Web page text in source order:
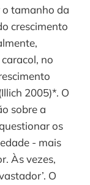
tamanho da
crescimento
no
2005)*. O
sobre a
os
- mais
Às vezes,
O